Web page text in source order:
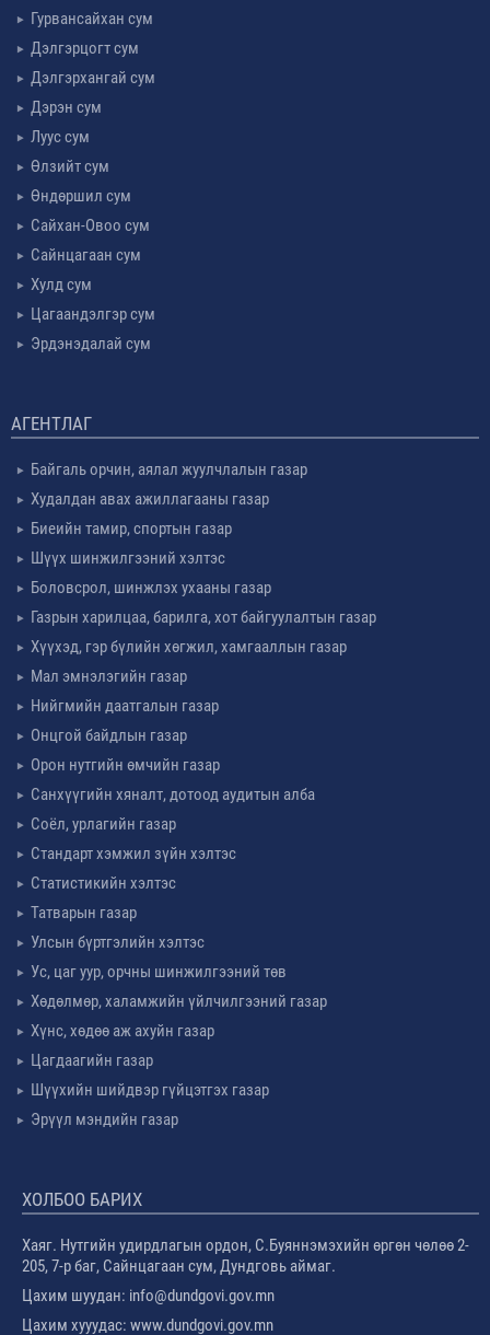
Гурвансайхан сум
Дэлгэрцогт сум
Дэлгэрхангай сум
Дэрэн сум
Луус сум
Өлзийт сум
Өндөршил сум
Сайхан-Овоо сум
Сайнцагаан сум
Хулд сум
Цагаандэлгэр сум
Эрдэнэдалай сум
АГЕНТЛАГ
Байгаль орчин, аялал жуулчлалын газар
Худалдан авах ажиллагааны газар
Биеийн тамир, спортын газар
Шүүх шинжилгээний хэлтэс
Боловсрол, шинжлэх ухааны газар
Газрын харилцаа, барилга, хот байгуулалтын газар
Хүүхэд, гэр бүлийн хөгжил, хамгааллын газар
Мал эмнэлэгийн газар
Нийгмийн даатгалын газар
Онцгой байдлын газар
Орон нутгийн өмчийн газар
Санхүүгийн хяналт, дотоод аудитын алба
Соёл, урлагийн газар
Стандарт хэмжил зүйн хэлтэс
Статистикийн хэлтэс
Татварын газар
Улсын бүртгэлийн хэлтэс
Ус, цаг уур, орчны шинжилгээний төв
Хөдөлмөр, халамжийн үйлчилгээний газар
Хүнс, хөдөө аж ахуйн газар
Цагдаагийн газар
Шүүхийн шийдвэр гүйцэтгэх газар
Эрүүл мэндийн газар
ХОЛБОО БАРИХ
Хаяг. Нутгийн удирдлагын ордон, С.Буяннэмэхийн өргөн чөлөө 2-
205, 7-р баг, Сайнцагаан сум, Дундговь аймаг.
Цахим шуудан: info@dundgovi.gov.mn
Цахим хууудас: www.dundgovi.gov.mn